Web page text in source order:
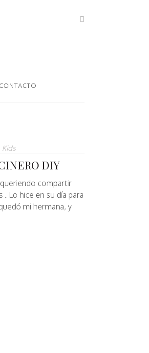
CONTACTO
Kids
DIY
compartir
Lo hice en su día para
mi hermana, y